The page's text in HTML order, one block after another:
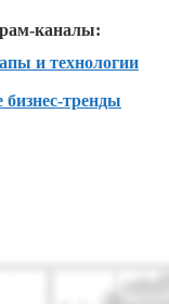
каналы:
и технологии
тренды